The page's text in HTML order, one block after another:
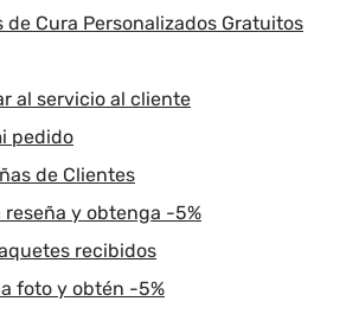
de Cura Personalizados Gratuitos
al servicio al cliente
pedido
de Clientes
reseña y obtenga -5%
recibidos
foto y obtén -5%